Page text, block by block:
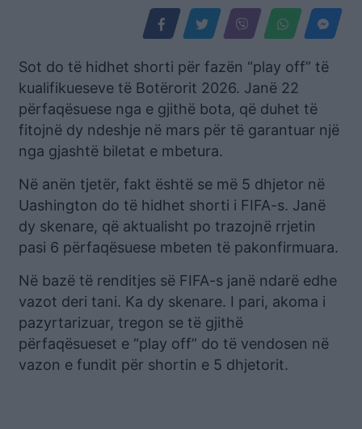
Sot do të hidhet shorti për fazën “play off” të
kualifikueseve të Botërorit 2026. Janë 22
përfaqësuese nga e gjithë bota, që duhet të
fitojnë dy ndeshje në mars për të garantuar një
nga gjashtë biletat e mbetura.
Në anën tjetër, fakt është se më 5 dhjetor në
Uashington do të hidhet shorti i FIFA-s. Janë
dy skenare, që aktualisht po trazojnë rrjetin
pasi 6 përfaqësuese mbeten të pakonfirmuara.
Në bazë të renditjes së FIFA-s janë ndarë edhe
vazot deri tani. Ka dy skenare. I pari, akoma i
pazyrtarizuar, tregon se të gjithë
përfaqësueset e “play off” do të vendosen në
vazon e fundit për shortin e 5 dhjetorit.